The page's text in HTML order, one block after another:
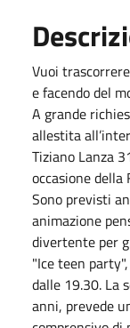
Vuoi
e facendo del
A grande
allestita
Tiziano Lanza
occasione della
Sono previsti
animazione
divertente per
"Ice teen
dalle 19.30. La
anni, prevede